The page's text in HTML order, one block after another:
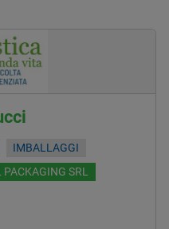
IMBALLAGGI
PACKAGING SRL